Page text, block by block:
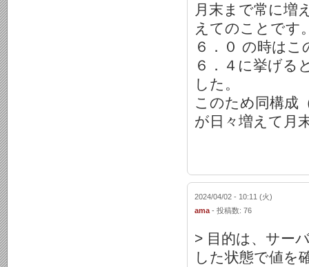
月末まで常に増
えてのことです
６．０ の時は
６．４に挙げる
した。
このため同構成
が日々増えて月
2024/04/02 - 10:11 (火)
ama - 投稿数: 76
> 目的は、サー
した状態で値を